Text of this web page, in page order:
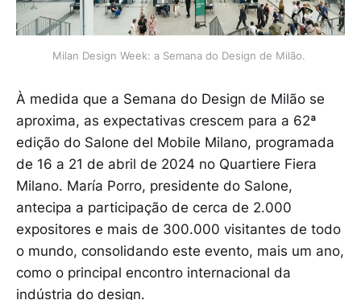
Milan Design Week: a Semana do Design de Milão.
À medida que a Semana do Design de Milão se
aproxima, as expectativas crescem para a 62ª
edição do Salone del Mobile Milano, programada
de 16 a 21 de abril de 2024 no Quartiere Fiera
Milano. María Porro, presidente do Salone,
antecipa a participação de cerca de 2.000
expositores e mais de 300.000 visitantes de todo
o mundo, consolidando este evento, mais um ano,
como o principal encontro internacional da
indústria do design.